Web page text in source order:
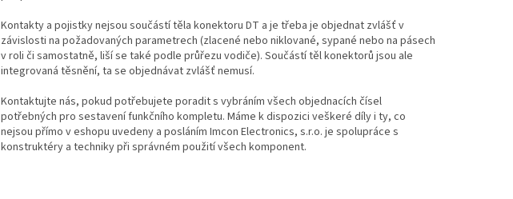
Kontakty a pojistky nejsou součástí těla konektoru DT a je třeba je objednat zvlášť v
závislosti na požadovaných parametrech (zlacené nebo niklované, sypané nebo na pásech
v roli či samostatně, liší se také podle průřezu vodiče). Součástí těl konektorů jsou ale
integrovaná těsnění, ta se objednávat zvlášť nemusí.
Kontaktujte nás, pokud potřebujete poradit s vybráním všech objednacích čísel
potřebných pro sestavení funkčního kompletu. Máme k dispozici veškeré díly i ty, co
nejsou přímo v eshopu uvedeny a posláním Imcon Electronics, s.r.o. je spolupráce s
konstruktéry a techniky při správném použití všech komponent.